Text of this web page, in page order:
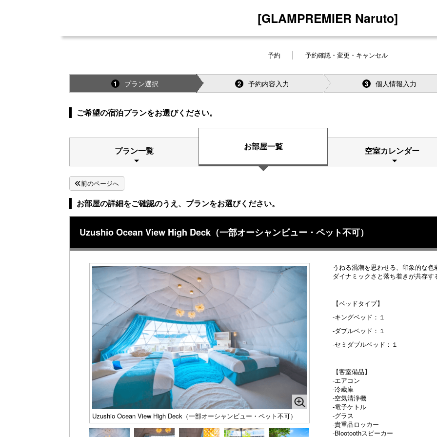
[GLAMPREMIER Naruto]
予約 予約確認・変更・キャンセル
1 プラン選択 2 予約内容入力 3 個人情報入力
ご希望の宿泊プランをお選びください。
プラン一覧 お部屋一覧 空室カレンダー
前のページへ
お部屋の詳細をご確認のうえ、プランをお選びください。
Uzushio Ocean View High Deck（一部オーシャンビュー・ペット不可）
Uzushio Ocean View High Deck（一部オーシャンビュー・ペット不可）
うねる渦潮を思わせる、印象的な色
ダイナミックさと落ち着きが共存す
【ベッドタイプ】
-キングベッド：１
-ダブルベッド：１
-セミダブルベッド：１
【客室備品】
-エアコン
-冷蔵庫
-空気清浄機
-電子ケトル
-グラス
-貴重品ロッカー
-Blootoothスピーカー